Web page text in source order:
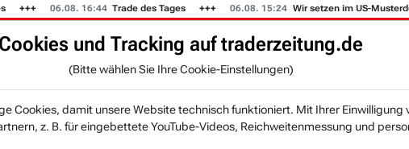
06.08. 16:44 Trade des Tages 06.08. 15:24 Wir setzen im US-Musterdepot
KI-Agenten NEU Zeitung Rankings & Trends
Bereits
und Tracking auf traderzeitung.de
(Bitte wählen Sie Ihre Cookie-Einstellungen)
Cookies, damit unsere Website technisch funktioniert. Mit Ihrer Einwilligung
z. B. für eingebettete YouTube-Videos, Reichweitenmessung und